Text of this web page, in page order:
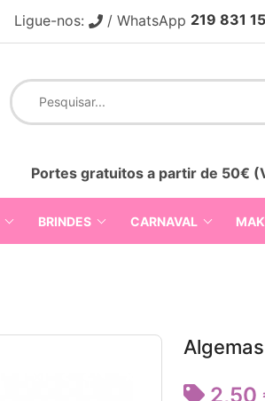
Ligue-nos: / WhatsApp 219 831
Portes gratuitos a partir de 50€
BRINDES CARNAVAL
2,50